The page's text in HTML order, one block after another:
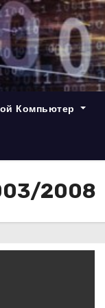
Компьютер
2008